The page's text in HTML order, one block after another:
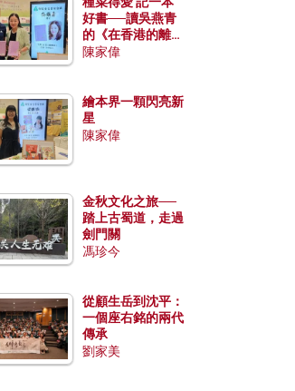
好書──讀吳燕青
的《在香港的離島
種菜》
陳家偉
繪本界一顆閃亮新
星
陳家偉
金秋文化之旅──
踏上古蜀道，走過
劍門關
馮珍今
從顧生岳到沈平：
一個座右銘的兩代
傳承
劉家美